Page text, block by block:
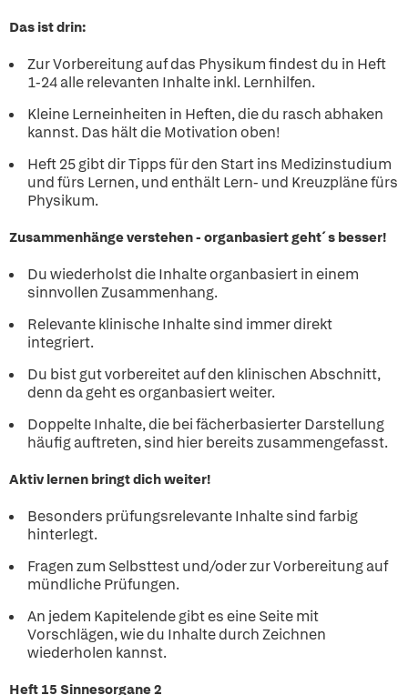
Das ist drin:
Zur Vorbereitung auf das Physikum findest du in Heft
1-24 alle relevanten Inhalte inkl. Lernhilfen.
Kleine Lerneinheiten in Heften, die du rasch abhaken
kannst. Das hält die Motivation oben!
Heft 25 gibt dir Tipps für den Start ins Medizinstudium
und fürs Lernen, und enthält Lern- und Kreuzpläne fürs
Physikum.
Zusammenhänge verstehen - organbasiert geht´s besser!
Du wiederholst die Inhalte organbasiert in einem
sinnvollen Zusammenhang.
Relevante klinische Inhalte sind immer direkt
integriert.
Du bist gut vorbereitet auf den klinischen Abschnitt,
denn da geht es organbasiert weiter.
Doppelte Inhalte, die bei fächerbasierter Darstellung
häufig auftreten, sind hier bereits zusammengefasst.
Aktiv lernen bringt dich weiter!
Besonders prüfungsrelevante Inhalte sind farbig
hinterlegt.
Fragen zum Selbsttest und/oder zur Vorbereitung auf
mündliche Prüfungen.
An jedem Kapitelende gibt es eine Seite mit
Vorschlägen, wie du Inhalte durch Zeichnen
wiederholen kannst.
Heft 15 Sinnesorgane 2